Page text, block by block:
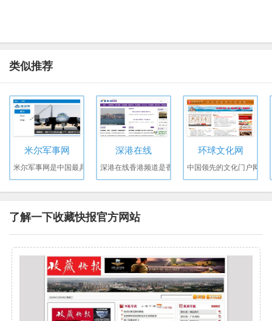
类似推荐
米尔军事网
米尔军事网是中国最具
深港在线
深港在线香港频道是香
环球文化网
中国领先的文化门户网
了解一下收藏快报官方网站